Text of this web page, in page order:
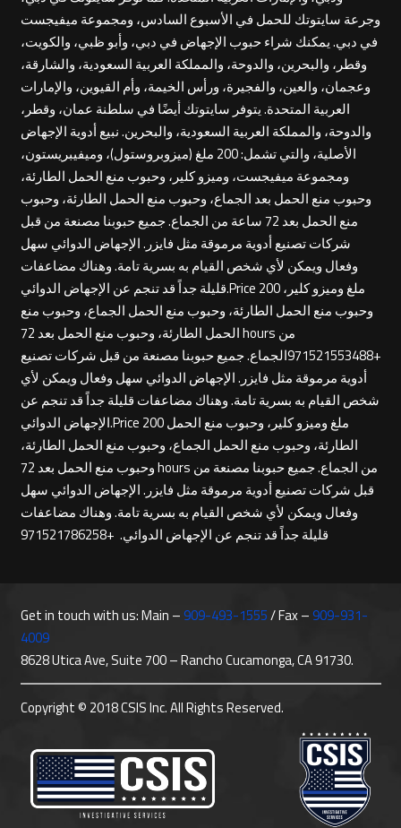
وجرعة سايتوتك للحمل في الأسبوع السادس، ومجموعة ميفيجست
في دبي. يمكنك شراء حبوب الإجهاض في دبي، وأبو ظبي، والكويت،
وقطر، والبحرين، والدوحة، والمملكة العربية السعودية، والشارقة،
وعجمان، والعين، والفجيرة، ورأس الخيمة، وأم القيوين، والإمارات
العربية المتحدة. يتوفر سايتوتك أيضًا في سلطنة عمان، وقطر،
والدوحة، والمملكة العربية السعودية، والبحرين. نبيع أدوية الإجهاض
الأصلية، والتي تشمل: 200 ملغ (ميزوبروستول)، وميفيبريستون،
ومجموعة ميفيجست، وميزو كلير، وحبوب منع الحمل الطارئة،
وحبوب منع الحمل بعد الجماع، وحبوب منع الحمل الطارئة، وحبوب
منع الحمل بعد 72 ساعة من الجماع. جميع حبوبنا مصنعة من قبل
شركات تصنيع أدوية مرموقة مثل فايزر. الإجهاض الدوائي سهل
وفعال ويمكن لأي شخص القيام به بسرية تامة. وهناك مضاعفات
قليلة جداً قد تنجم عن الإجهاض الدوائي.Price 200 ملغ وميزو كلير،
وحبوب منع الحمل الطارئة، وحبوب منع الحمل الجماع، وحبوب منع
الحمل الطارئة، وحبوب منع الحمل بعد 72 hours من
+971521553488الجماع. جميع حبوبنا مصنعة من قبل شركات تصنيع
أدوية مرموقة مثل فايزر. الإجهاض الدوائي سهل وفعال ويمكن لأي
شخص القيام به بسرية تامة. وهناك مضاعفات قليلة جداً قد تنجم عن
الإجهاض الدوائي.Price 200 ملغ وميزو كلير، وحبوب منع الحمل
الطارئة، وحبوب منع الحمل الجماع، وحبوب منع الحمل الطارئة،
وحبوب منع الحمل بعد 72 hours من الجماع. جميع حبوبنا مصنعة من
قبل شركات تصنيع أدوية مرموقة مثل فايزر. الإجهاض الدوائي سهل
وفعال ويمكن لأي شخص القيام به بسرية تامة. وهناك مضاعفات
قليلة جداً قد تنجم عن الإجهاض الدوائي. +971521786258
Get in touch with us: Main – 909-493-1555/ Fax –909-931-
4009
8628 Utica Ave, Suite 700 – Rancho Cucamonga, CA 91730.
Copyright © 2018 CSIS Inc. All Rights Reserved.